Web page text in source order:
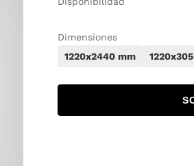
Dimensiones
1220x2440 mm